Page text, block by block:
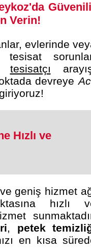
Verin!
evlerinde
tesisat
tesisatçı
devreye
Hızlı ve
ve geniş hizmet
hızlı
, petek
en kısa